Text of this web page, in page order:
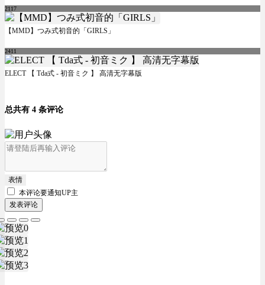
2117
【MMD】つみ式初音的「GIRLS」
2411
ELECT 【 Tda式 - 初音ミク 】 高清无字幕版
总共有 4 条评论
表情
本评论要通知UP主
发表评论